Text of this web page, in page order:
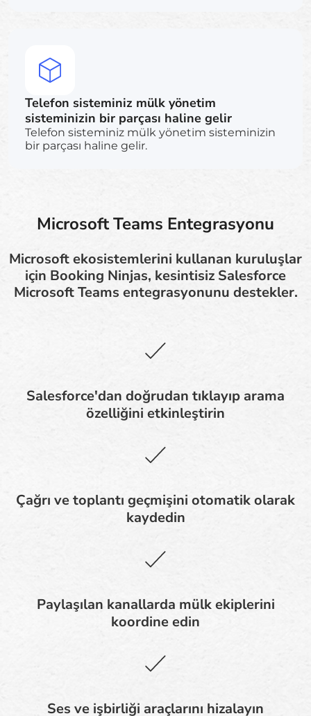
Telefon sisteminiz mülk yönetim
sisteminizin bir parçası haline gelir
Telefon sisteminiz mülk yönetim sisteminizin
bir parçası haline gelir.
Microsoft Teams Entegrasyonu
Microsoft ekosistemlerini kullanan kuruluşlar
için Booking Ninjas, kesintisiz Salesforce
Microsoft Teams entegrasyonunu destekler.
Salesforce'dan doğrudan tıklayıp arama
özelliğini etkinleştirin
Çağrı ve toplantı geçmişini otomatik olarak
kaydedin
Paylaşılan kanallarda mülk ekiplerini
koordine edin
Ses ve işbirliği araçlarını hizalayın